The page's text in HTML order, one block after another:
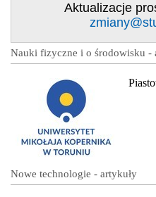
Aktualizacje
Nauki fizyczne i o środowisku -
Nowe technologie - artykuły